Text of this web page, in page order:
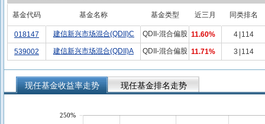
基金代码 基金名称 基金类型 近三月 同类排名
018147 建信新兴市场混合(QDII)C QDII-混合偏股 11.60% 4 114
539002 建信新兴市场混合(QDII)A QDII-混合偏股 11.71% 3 114
现任基金收益率走势 现任基金排名走势
250%